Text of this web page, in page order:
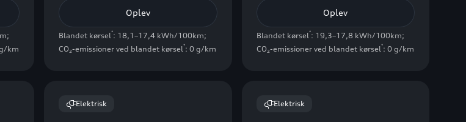
;
km
Oplev
Blandet kørsel*: 18,1–17,4 kWh/100km;
CO₂-emissioner ved blandet kørsel*: 0 g/km
Oplev
Blandet kørsel*: 19,3–17,8 kWh/100km;
CO₂-emissioner ved blandet kørsel*: 0 g/km
Elektrisk Elektrisk